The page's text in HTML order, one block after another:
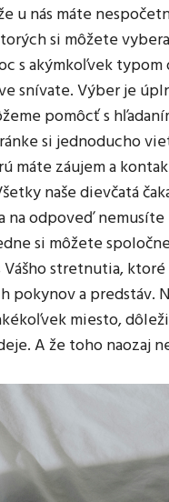
u nás máte
si môžete
s akýmkoľvek typom
snívate. Výber je
pomôcť s
si jednoducho
máte záujem a
naše dievčatá
na odpoveď
si môžete
Vášho stretnutia,
pokynov a predstáv.
miesto,
A že toho naozaj